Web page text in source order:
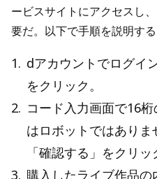
ービスサイトにアクセスし
要だ。以下で手順を説明する
1. dアカウントでログイ
をクリック。
2. コード入力画面で16
はロボットではあり
「確認する」をクリッ
3. 購入したライブ作品